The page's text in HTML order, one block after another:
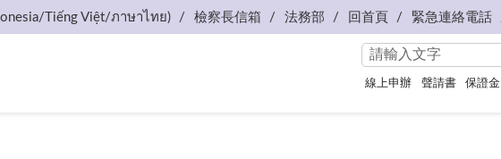
Tiếng Việt/ภาษาไทย) 檢察長信箱 法務部 回首頁 緊急連絡電話
線上申辦 聲請書 保證金